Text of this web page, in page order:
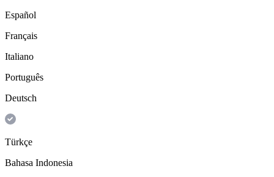
Español
Français
Italiano
Português
Deutsch
Türkçe
Bahasa Indonesia